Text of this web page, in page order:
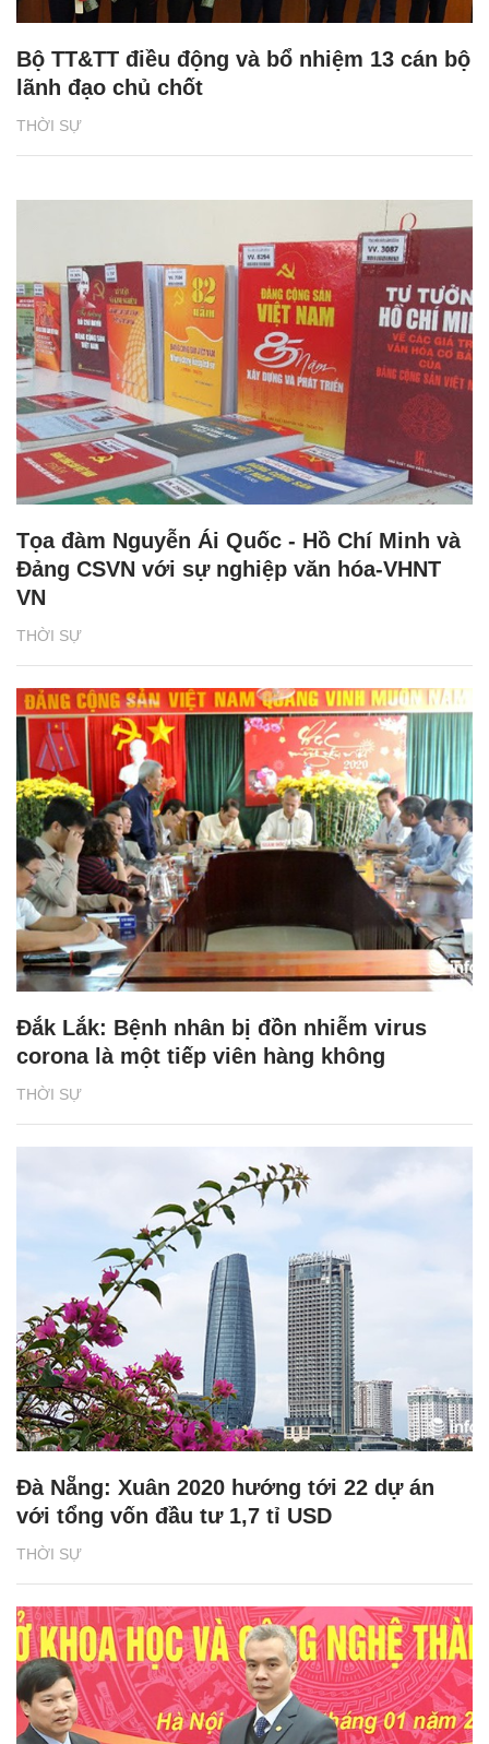
THỜI SỰ
Bộ TT&TT điều động và bổ nhiệm 13 cán bộ
lãnh đạo chủ chốt
THỜI SỰ
Tọa đàm Nguyễn Ái Quốc - Hồ Chí Minh và
Đảng CSVN với sự nghiệp văn hóa-VHNT
VN
THỜI SỰ
Đắk Lắk: Bệnh nhân bị đồn nhiễm virus
corona là một tiếp viên hàng không
THỜI SỰ
Đà Nẵng: Xuân 2020 hướng tới 22 dự án
với tổng vốn đầu tư 1,7 tỉ USD